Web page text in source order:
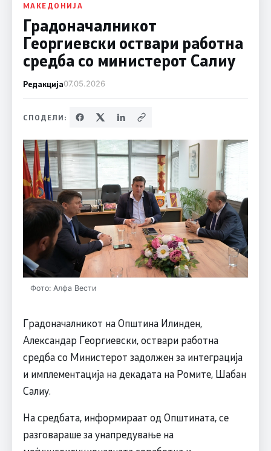
МАКЕДОНИЈА
Градоначалникот
Георгиевски оствари работна
средба со министерот Салиу
Редакција07.05.2026
СПОДЕЛИ:
Фото: Алфа Вести
Градоначалникот на Општина Илинден,
Александар Георгиевски, оствари работна
средба со Министерот задолжен за интеграција
и имплементација на декадата на Ромите, Шабан
Салиу.
На средбата, информираат од Општината, се
разговараше за унапредување на